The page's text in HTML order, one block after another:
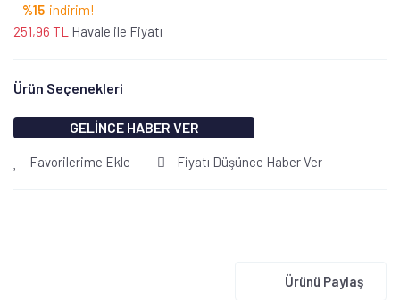
%15 indirim!
251,96 TL
Havale ile Fiyatı
Ürün Seçenekleri
GELİNCE HABER VER
Favorilerime Ekle Fiyatı Düşünce Haber Ver
Ürünü Paylaş